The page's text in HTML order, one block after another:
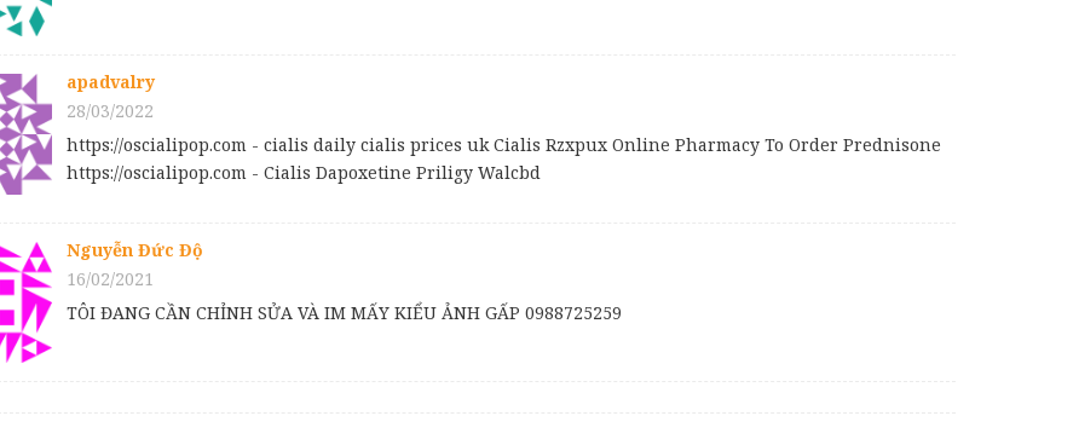
apadvalry
28/03/2022
https://oscialipop.com - cialis daily cialis prices uk Cialis Rzxpux Online Pharmacy To Order Prednisone
https://oscialipop.com - Cialis Dapoxetine Priligy Walcbd
Nguyễn Đức Độ
16/02/2021
TÔI ĐANG CẦN CHỈNH SỬA VÀ IM MẤY KIỂU ẢNH GẤP 0988725259